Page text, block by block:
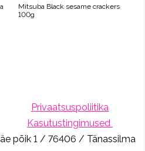
Mitsuba Black sesame crackers
100g
Privaatsuspoliitika
Kasutustingimused
põik 1 / 76406 / Tänassilma